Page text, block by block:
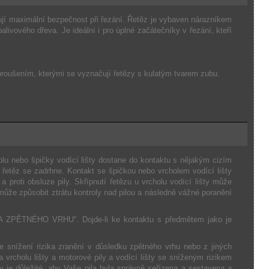
maximální bezpečnost při řezání. Řetěz je vybaven nárazníkem
dřeva. Je ideální i pro úplné začátečníky v řezání, kteří
kterými se vyznačují řetězy s kulatým tvarem zubu.
nebo špičky vodící lišty dostane do kontaktu s nějakým cizím
se zadrhne. Kontakt se špičkou nebo vrcholem vodící lišty
proti obsluze pily. Skřípnutí řetězu u vrcholu vodící lišty může
způsobit ztrátu kontroly nad pilou a následně vážné poranění
VRHU“. Dojde-li ke kontaktu s předmětem jako je
snížení rizika zranění v důsledku zpětného vrhu nebo z jiných
vrcholu lišty a motorové pily a vodící lišty se sníženým rizikem